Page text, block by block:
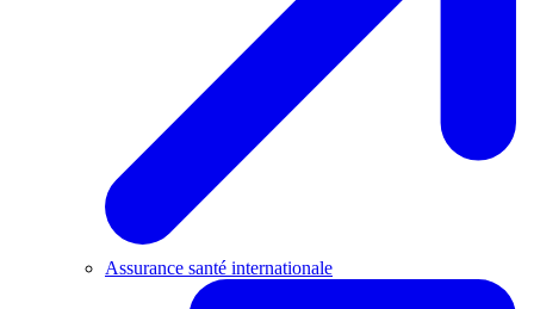
Assurance santé internationale